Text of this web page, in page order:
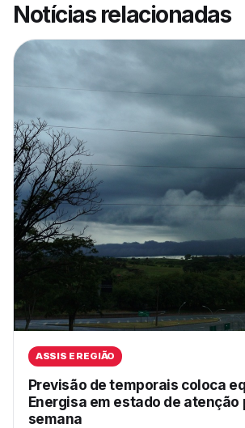
Notícias relacionadas
ASSIS E REGIÃO
Previsão de temporais coloca
Energisa em estado de atenção
semana